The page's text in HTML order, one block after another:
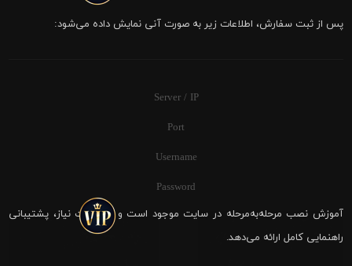
پس از ثبت سفارش، اطلاعات زیر به صورت آنی نمایش داده می‌شود:
Server / IP
Port
Username
Password
آموزش نصب مرحله‌به‌مرحله در سایت موجود است و در صورت نیاز، پشتیبانی
راهنمایی کامل ارائه می‌دهد.